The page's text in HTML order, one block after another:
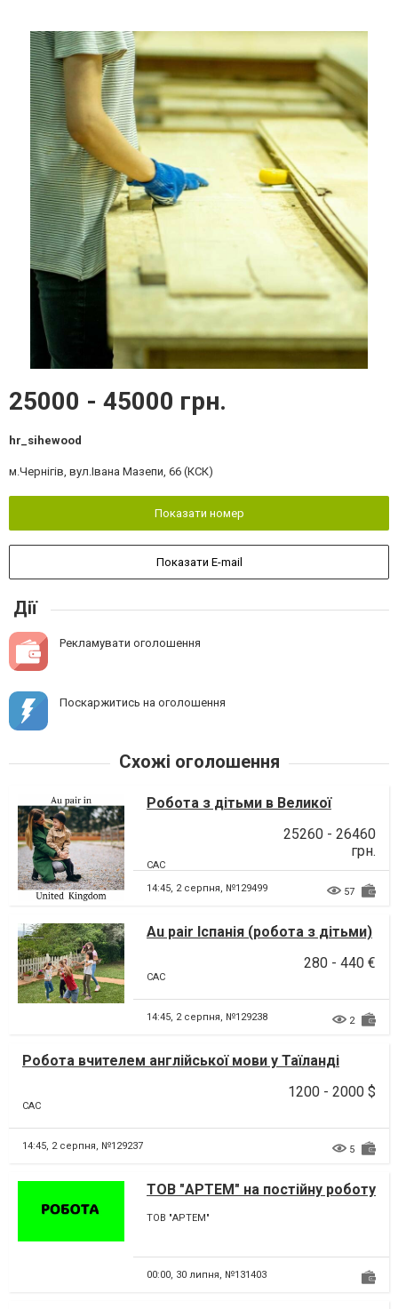
25000 - 45000 грн.
hr_sihewood
м.Чернігів, вул.Івана Мазепи, 66 (КСК)
Показати номер
Показати E-mail
Дії
Рекламувати оголошення
Поскаржитись на оголошення
Схожі оголошення
Робота з дітьми в Великої
25260 - 26460
грн.
CAC
14:45, 2 серпня, №129499 57
Au pair Іспанія (робота з дітьми)
280 - 440 €
CAC
14:45, 2 серпня, №129238 2
Робота вчителем англійської мови у Таїланді
1200 - 2000 $
CAC
14:45, 2 серпня, №129237 5
ТОВ "АРТЕМ" на постійну роботу
різноробочих на млин
ТОВ "АРТЕМ"
00:00, 30 липня, №131403